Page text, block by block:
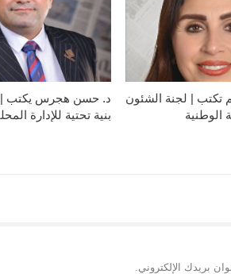
د. حسن هجرس يكتب |
بنية تحتية للإدارة
تكتب | لجنة الشئون
الوطنية
بريدك الإلكتروني.